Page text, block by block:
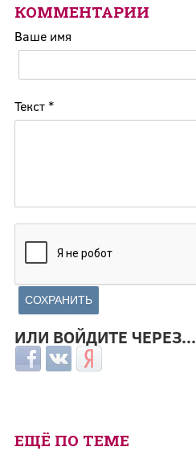
КОММЕНТАРИИ
Ваше имя
Текст *
ИЛИ ВОЙДИТЕ ЧЕРЕЗ...
Login with Facebook
Login with ВКонтакте
Login with Яндекс
ЕЩЁ ПО ТЕМЕ